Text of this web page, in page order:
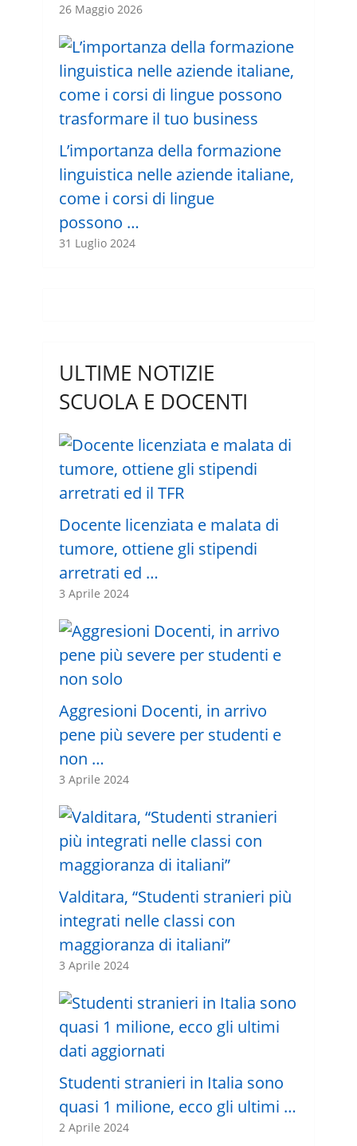
26 Maggio 2026
L’importanza della formazione
linguistica nelle aziende italiane,
come i corsi di lingue
possono …
31 Luglio 2024
ULTIME NOTIZIE
SCUOLA E DOCENTI
Docente licenziata e malata di
tumore, ottiene gli stipendi
arretrati ed …
3 Aprile 2024
Aggresioni Docenti, in arrivo
pene più severe per studenti e
non …
3 Aprile 2024
Valditara, “Studenti stranieri più
integrati nelle classi con
maggioranza di italiani”
3 Aprile 2024
Studenti stranieri in Italia sono
quasi 1 milione, ecco gli ultimi …
2 Aprile 2024